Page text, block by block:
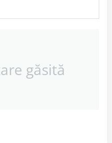
găsită